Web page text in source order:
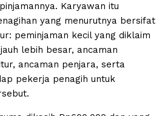
Karyawan itu
yang menurutnya bersifat
peminjaman kecil yang diklaim
lebih besar, ancaman
ancaman penjara, serta
pekerja penagih untuk